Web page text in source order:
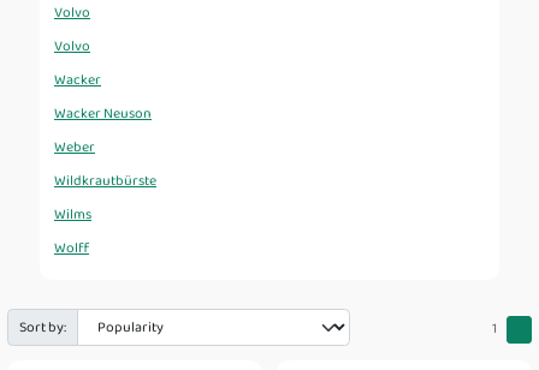
Volvo
Volvo
Wacker
Wacker Neuson
Weber
Wildkrautbürste
Wilms
Wolff
Sort by: 1